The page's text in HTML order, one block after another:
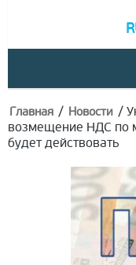
Главная / Новости /
возмещение НДС по
будет действовать